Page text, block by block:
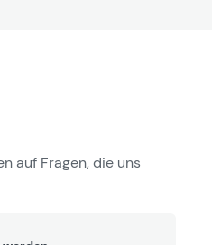
auf Fragen, die uns